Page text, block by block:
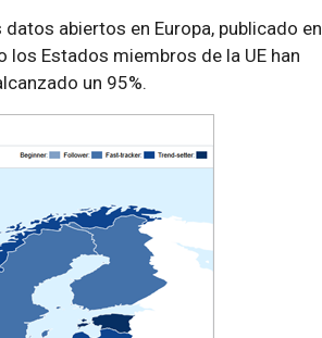
abiertos en Europa, publicado en
los Estados miembros de la UE han
un 95%.